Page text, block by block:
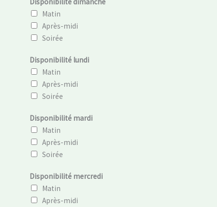
b
é
n
v
o
a
é
r
e
c
e
t
r
v
a
Matin
Après-midi
Soirée
E
x
p
é
i
e
n
c
/
d
e
Disponibilité lundi
Matin
Après-midi
Soirée
Disponibilité mardi
Matin
Après-midi
Soirée
Disponibilité mercredi
Matin
Après-midi